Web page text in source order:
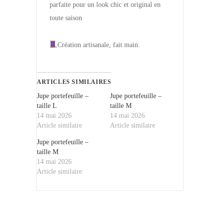
parfaite pour un look chic et original en
toute saison
Création artisanale, fait main.
ARTICLES SIMILAIRES
Jupe portefeuille –
taille L
14 mai 2026
Article similaire
Jupe portefeuille –
taille M
14 mai 2026
Article similaire
Jupe portefeuille –
taille M
14 mai 2026
Article similaire